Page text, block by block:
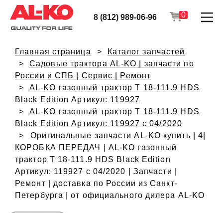
8 (812) 989-06-96 0
Главная страница
Каталог запчастей
Садовые трактора AL-KO | запчасти по
России и СПБ | Сервис | Ремонт
AL-KO газонный трактор T 18-111.9 HDS
Black Edition Артикул: 119927
AL-KO газонный трактор T 18-111.9 HDS
Black Edition Артикул: 119927 с 04/2020
Оригинальные запчасти AL-KO купить | 4|
КОРОБКА ПЕРЕДАЧ | AL-KO газонный
трактор T 18-111.9 HDS Black Edition
Артикул: 119927 с 04/2020 | Запчасти |
Ремонт | доставка по России из Санкт-
Петербурга | от официального дилера AL-KO